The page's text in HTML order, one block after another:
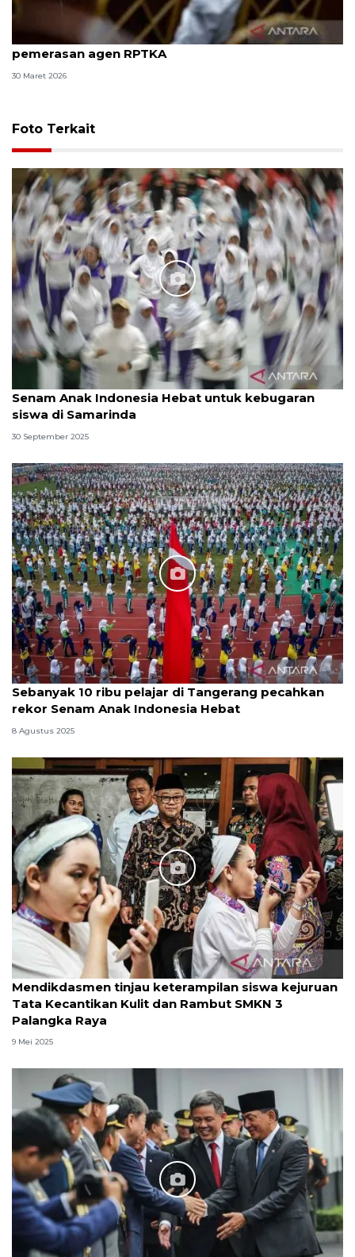
8 ASN Kemenaker hadapi sidang tuntutan kasus
pemerasan agen RPTKA
30 Maret 2026
Foto Terkait
Senam Anak Indonesia Hebat untuk kebugaran
siswa di Samarinda
30 September 2025
Sebanyak 10 ribu pelajar di Tangerang pecahkan
rekor Senam Anak Indonesia Hebat
8 Agustus 2025
Mendikdasmen tinjau keterampilan siswa kejuruan
Tata Kecantikan Kulit dan Rambut SMKN 3
Palangka Raya
9 Mei 2025